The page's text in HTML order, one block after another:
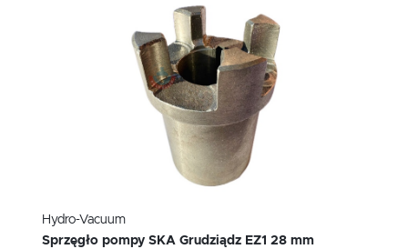
Hydro-Vacuum
Sprzęgło pompy SKA Grudziądz EZ1 28 mm